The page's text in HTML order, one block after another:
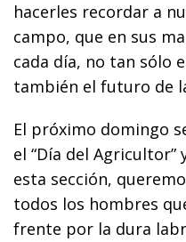
hacerles recordar a
campo, que en sus
cada día, no tan sólo
también el futuro de
El próximo domingo
el “Día del
esta sección,
todos los hombres
frente por la dura